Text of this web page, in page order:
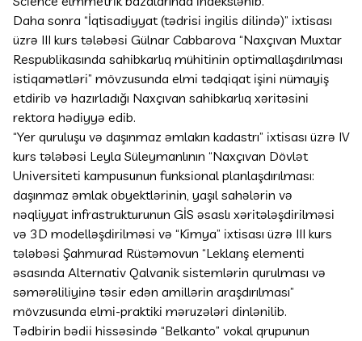
Daha sonra “İqtisadiyyat (tədrisi ingilis dilində)” ixtisası
üzrə III kurs tələbəsi Gülnar Cabbarova “Naxçıvan Muxtar
Respublikasında sahibkarlıq mühitinin optimallaşdırılması
istiqamətləri” mövzusunda elmi tədqiqat işini nümayiş
etdirib və hazırladığı Naxçıvan sahibkarlıq xəritəsini
rektora hədiyyə edib.
“Yer quruluşu və daşınmaz əmlakın kadastrı” ixtisası üzrə IV
kurs tələbəsi Leyla Süleymanlının “Naxçıvan Dövlət
Universiteti kampusunun funksional planlaşdırılması:
daşınmaz əmlak obyektlərinin, yaşıl sahələrin və
nəqliyyat infrastrukturunun GİS əsaslı xəritələşdirilməsi
və 3D modelləşdirilməsi və “Kimya” ixtisası üzrə III kurs
tələbəsi Şahmurad Rüstəmovun “Leklanş elementi
əsasında Alternativ Qalvanik sistemlərin qurulması və
səmərəliliyinə təsir edən amillərin araşdırılması”
mövzusunda elmi-praktiki məruzələri dinlənilib.
Tədbirin bədii hissəsində “Belkanto” vokal qrupunun